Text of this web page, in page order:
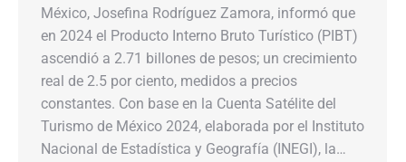
México, Josefina Rodríguez Zamora, informó que
en 2024 el Producto Interno Bruto Turístico (PIBT)
ascendió a 2.71 billones de pesos; un crecimiento
real de 2.5 por ciento, medidos a precios
constantes. Con base en la Cuenta Satélite del
Turismo de México 2024, elaborada por el Instituto
Nacional de Estadística y Geografía (INEGI), la…